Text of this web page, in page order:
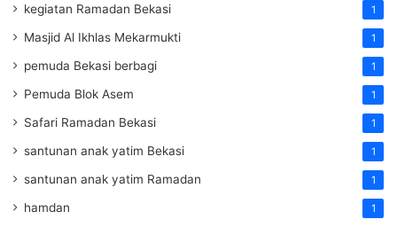
kegiatan Ramadan Bekasi 1
Masjid Al Ikhlas Mekarmukti 1
pemuda Bekasi berbagi 1
Pemuda Blok Asem 1
Safari Ramadan Bekasi 1
santunan anak yatim Bekasi 1
santunan anak yatim Ramadan 1
hamdan 1